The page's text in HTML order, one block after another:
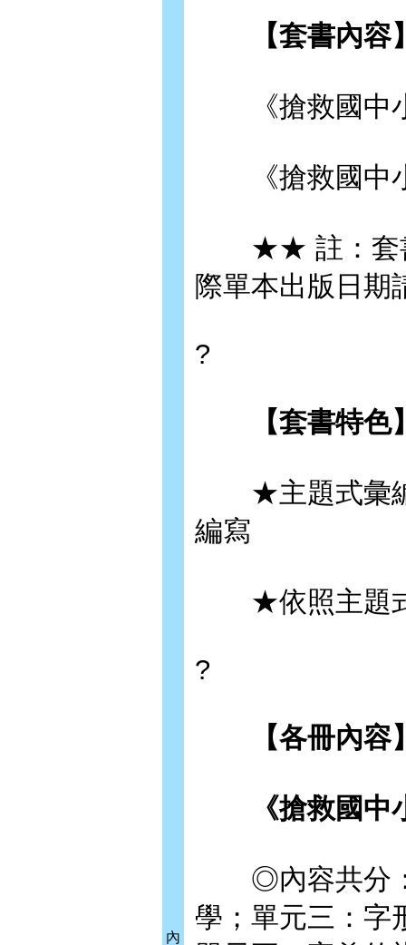
內
【套書內容
《搶救國中小
《搶救國中小
★★ 註：套書
際單本出版日
?
【套書特色
★主題式彙編
編寫
★依照主題式
?
【各冊內容
《搶救國中
◎內容共分：
學；單元三：字